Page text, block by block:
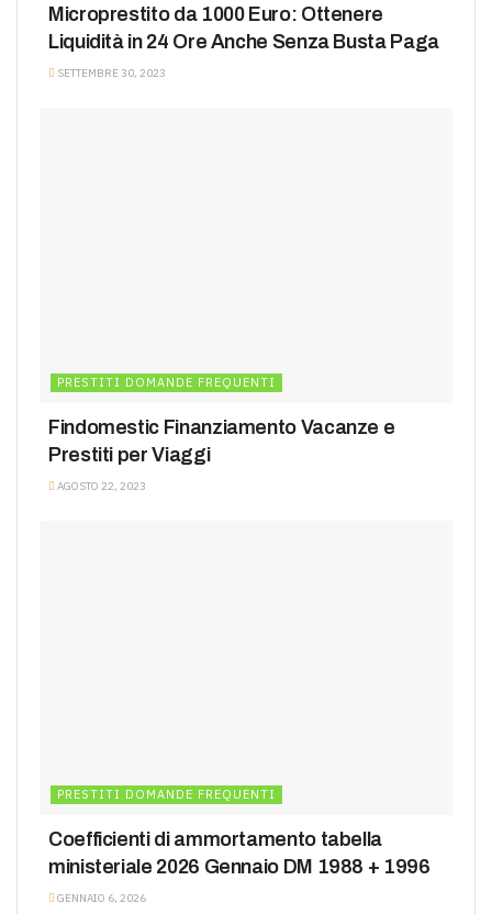
Microprestito da 1000 Euro: Ottenere
Liquidità in 24 Ore Anche Senza Busta Paga
SETTEMBRE 30, 2023
PRESTITI DOMANDE FREQUENTI
Findomestic Finanziamento Vacanze e
Prestiti per Viaggi
AGOSTO 22, 2023
PRESTITI DOMANDE FREQUENTI
Coefficienti di ammortamento tabella
ministeriale 2026 Gennaio DM 1988 + 1996
GENNAIO 6, 2026